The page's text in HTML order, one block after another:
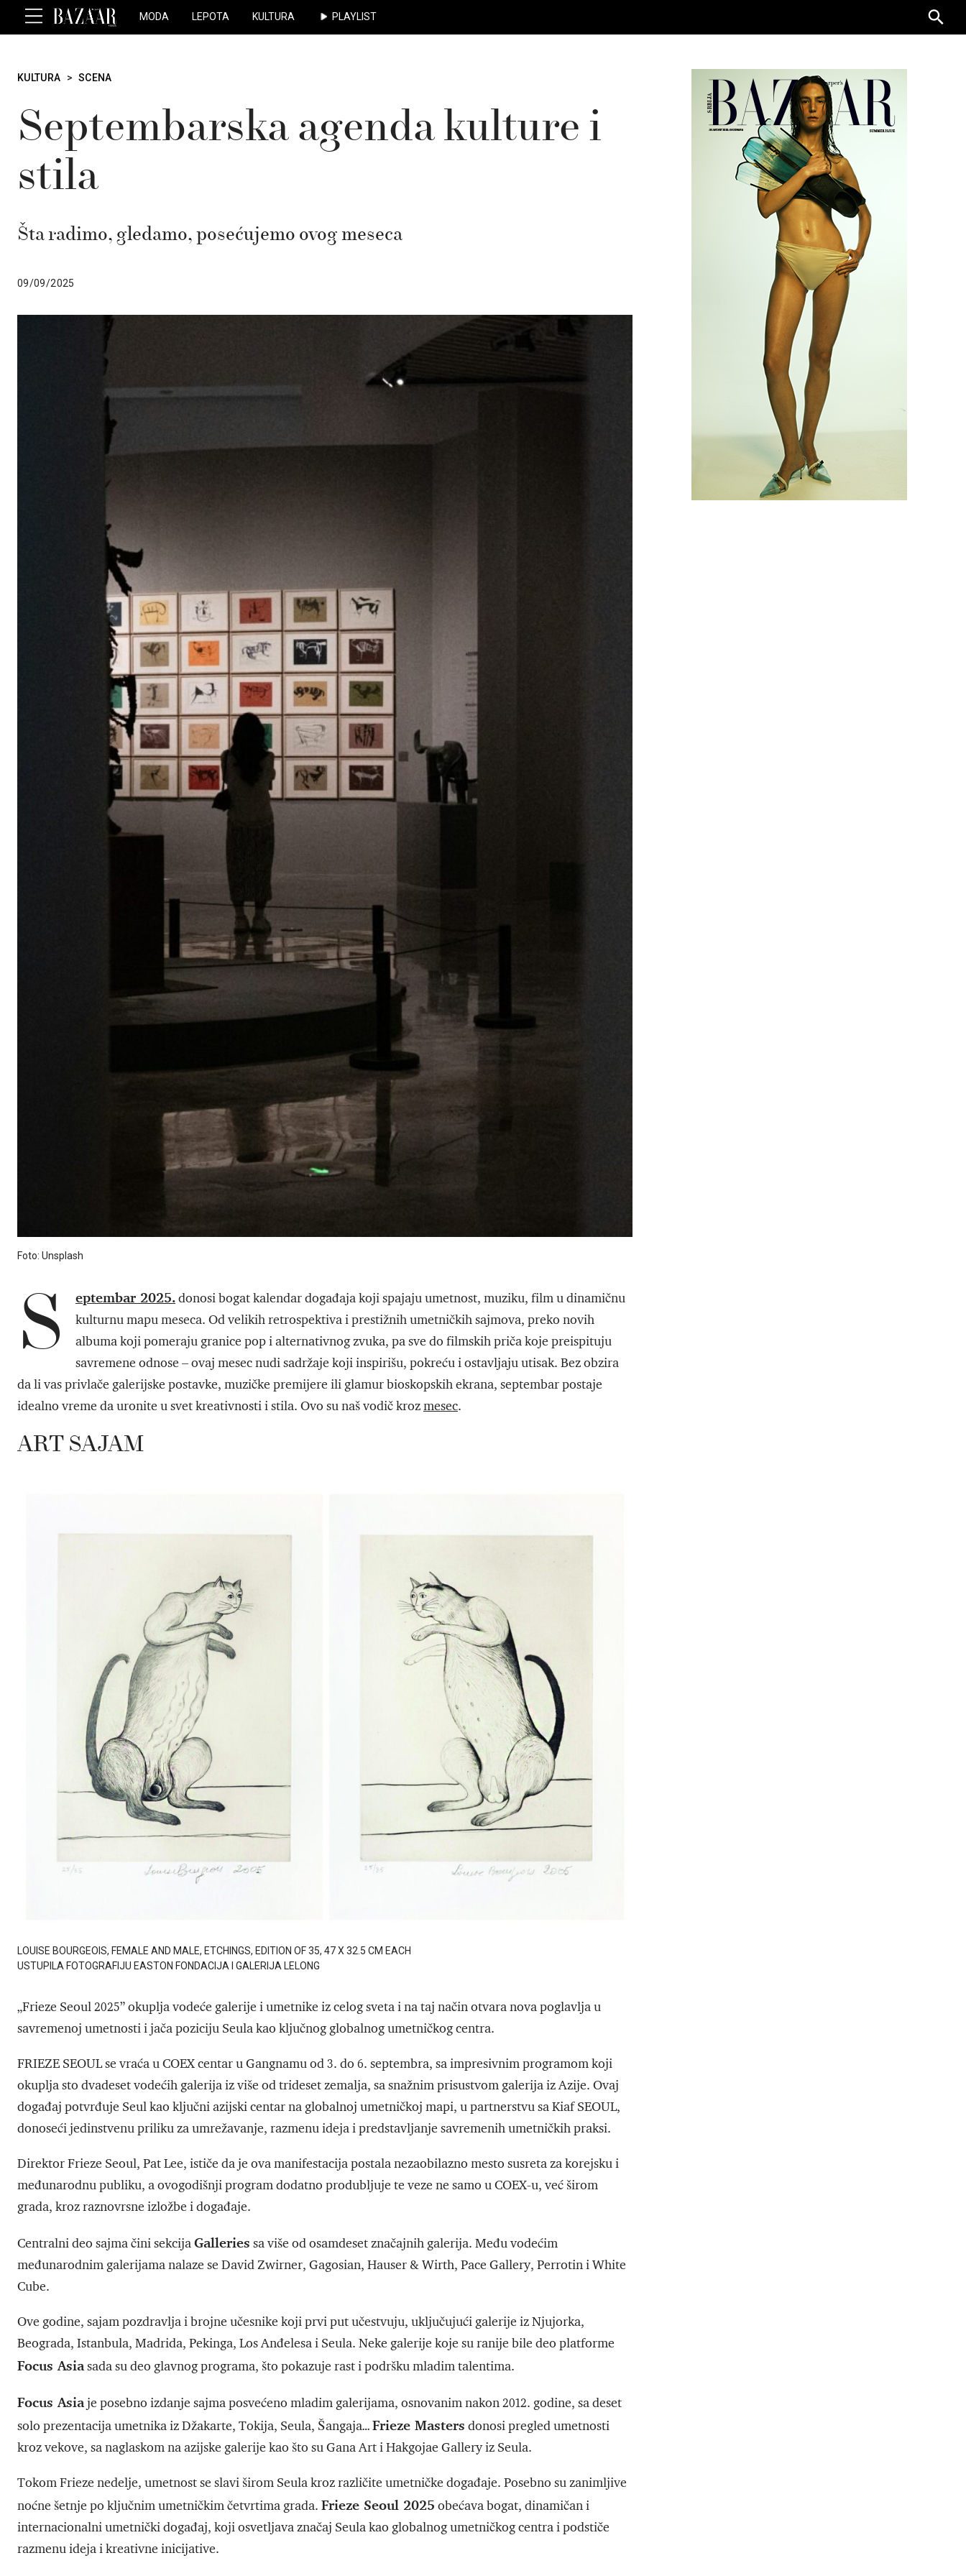
MODA LEPOTA KULTURA PLAYLIST
for:
KULTURA > SCENA
Septembarska agenda kulture i
stila
Šta radimo, gledamo, posećujemo ovog meseca
09/09/2025
Foto: Unsplash
S eptembar 2025.donosi bogat kalendar događaja koji spajaju umetnost, muziku, film u dinamičnu
kulturnu mapu meseca. Od velikih retrospektiva i prestižnih umetničkih sajmova, preko novih
albuma koji pomeraju granice pop i alternativnog zvuka, pa sve do filmskih priča koje preispituju
savremene odnose – ovaj mesec nudi sadržaje koji inspirišu, pokreću i ostavljaju utisak. Bez obzira
da li vas privlače galerijske postavke, muzičke premijere ili glamur bioskopskih ekrana, septembar postaje
idealno vreme da uronite u svet kreativnosti i stila. Ovo su naš vodič krozmesec.
ART SAJAM
LOUISE BOURGEOIS, FEMALE AND MALE, ETCHINGS, EDITION OF 35, 47 X 32.5 CM EACH
USTUPILA FOTOGRAFIJU EASTON FONDACIJA I GALERIJA LELONG
„Frieze Seoul 2025” okuplja vodeće galerije i umetnike iz celog sveta i na taj način otvara nova poglavlja u
savremenoj umetnosti i jača poziciju Seula kao ključnog globalnog umetničkog centra.
FRIEZE SEOUL se vraća u COEX centar u Gangnamu od 3. do 6. septembra, sa impresivnim programom koji
okuplja sto dvadeset vodećih galerija iz više od trideset zemalja, sa snažnim prisustvom galerija iz Azije. Ovaj
događaj potvrđuje Seul kao ključni azijski centar na globalnoj umetničkoj mapi, u partnerstvu sa Kiaf SEOUL,
donoseći jedinstvenu priliku za umrežavanje, razmenu ideja i predstavljanje savremenih umetničkih praksi.
Direktor Frieze Seoul, Pat Lee, ističe da je ova manifestacija postala nezaobilazno mesto susreta za korejsku i
međunarodnu publiku, a ovogodišnji program dodatno produbljuje te veze ne samo u COEX-u, već širom
grada, kroz raznovrsne izložbe i događaje.
Centralni deo sajma čini sekcijaGalleries sa više od osamdeset značajnih galerija. Među vodećim
međunarodnim galerijama nalaze se David Zwirner, Gagosian, Hauser & Wirth, Pace Gallery, Perrotin i White
Cube.
Ove godine, sajam pozdravlja i brojne učesnike koji prvi put učestvuju, uključujući galerije iz Njujorka,
Beograda, Istanbula, Madrida, Pekinga, Los Anđelesa i Seula. Neke galerije koje su ranije bile deo platforme
Focus Asiasada su deo glavnog programa, što pokazuje rast i podršku mladim talentima.
Focus Asiaje posebno izdanje sajma posvećeno mladim galerijama, osnovanim nakon 2012. godine, sa deset
solo prezentacija umetnika iz Džakarte, Tokija, Seula, Šangaja…Frieze Masters donosi pregled umetnosti
kroz vekove, sa naglaskom na azijske galerije kao što su Gana Art i Hakgojae Gallery iz Seula.
Tokom Frieze nedelje, umetnost se slavi širom Seula kroz različite umetničke događaje. Posebno su zanimljive
noćne šetnje po ključnim umetničkim četvrtima grada. Frieze Seoul 2025 obećava bogat, dinamičan i
internacionalni umetnički događaj, koji osvetljava značaj Seula kao globalnog umetničkog centra i podstiče
razmenu ideja i kreativne inicijative.